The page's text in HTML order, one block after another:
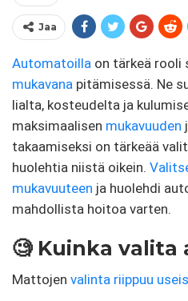
Jaa
Automatoilla on tärkeä rooli
mukavana pitämisessä. Ne
lialta, kosteudelta ja
maksimaalisen mukavuuden
takaamiseksi on tärkeää
huolehtia niistä oikein.
mukavuuteen ja huolehdi
mahdollista hoitoa varten.
🧐 Kuinka
Mattojen valinta riippuu